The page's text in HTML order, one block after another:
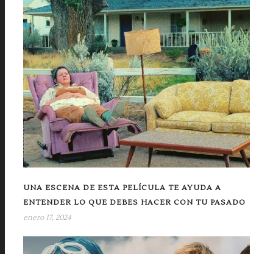
UNA ESCENA DE ESTA PELÍCULA TE AYUDA A
ENTENDER LO QUE DEBES HACER CON TU PASADO
enero 17, 2024